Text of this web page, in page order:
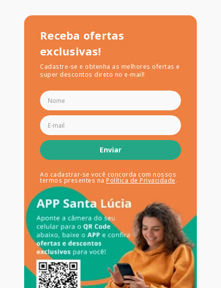
Receba ofertas
exclusivas!
Cadastre-se e obtenha as melhores ofertas e
super descontos direto no e-mail!
Enviar
Ao cadastrar-se você concorda com nossos
termos presentes na Política de Privacidade.